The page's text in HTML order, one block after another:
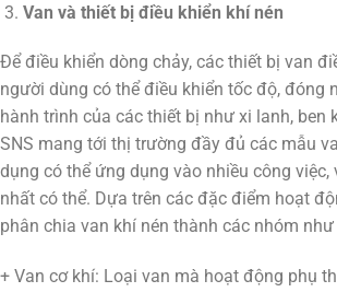
Van và thiết bị điều khiển khí nén
Để điều khiển dòng chảy, các thiết bị van
người dùng có thể điều khiển tốc độ, đóng
hành trình của các thiết bị như xi lanh, ben
SNS mang tới thị trường đầy đủ các mẫu
dụng có thể ứng dụng vào nhiều công việc,
nhất có thể. Dựa trên các đặc điểm hoạt
phân chia van khí nén thành các nhóm như
+ Van cơ khí: Loại van mà hoạt động phụ